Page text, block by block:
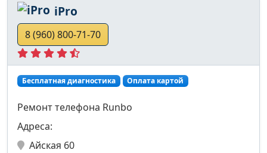
iPro
8 (960) 800-71-70
Бесплатная диагностика Оплата картой
Ремонт телефона Runbo
Адреса:
Айская 60